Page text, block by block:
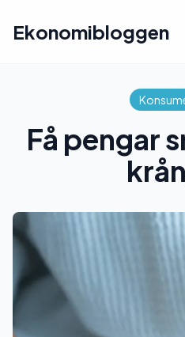
Ekonomibloggen
Få pengar